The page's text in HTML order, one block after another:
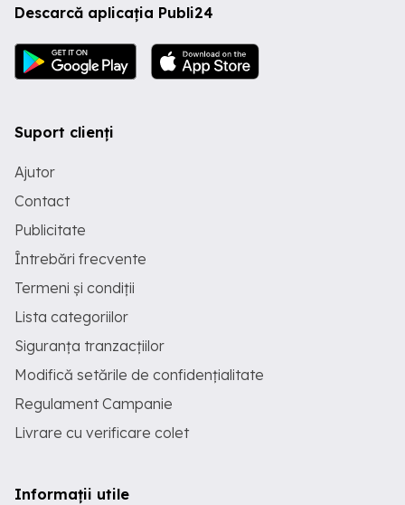
Descarcă aplicația Publi24
Suport clienți
Ajutor
Contact
Publicitate
Întrebări frecvente
Termeni și condiții
Lista categoriilor
Siguranța tranzacțiilor
Modifică setările de confidențialitate
Regulament Campanie
Livrare cu verificare colet
Informații utile